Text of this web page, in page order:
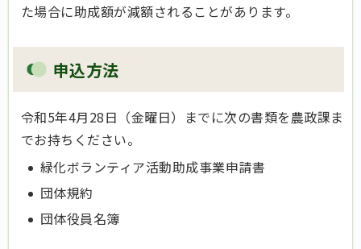
た場合に助成額が減額されることがあります。
申込方法
令和5年4月28日（金曜日）までに次の書類を農政課ま
でお持ちください。
緑化ボランティア活動助成事業申請書
団体規約
団体役員名簿